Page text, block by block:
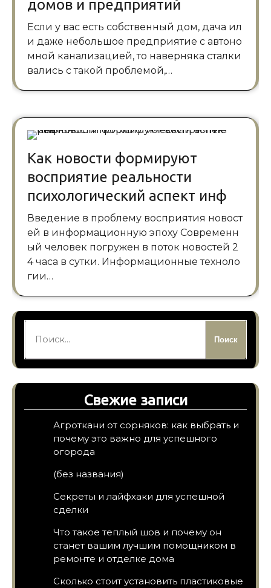
домов и предприятий
Если у вас есть собственный дом, дача ил
и даже небольшое предприятие с автоно
мной канализацией, то наверняка сталки
вались с такой проблемой,…
Как новости формируют
восприятие реальности
психологический аспект инф
Введение в проблему восприятия новост
ей в информационную эпоху Современн
ый человек погружен в поток новостей 2
4 часа в сутки. Информационные техноло
гии…
Свежие записи
Агроткани от сорняков: как выбрать и
почему это важно для успешного
огорода
(без названия)
Секреты и лайфхаки для успешной
сделки
Что такое теплый шов и почему он
станет вашим лучшим помощником в
ремонте и отделке дома
Сколько стоит установить пластиковые